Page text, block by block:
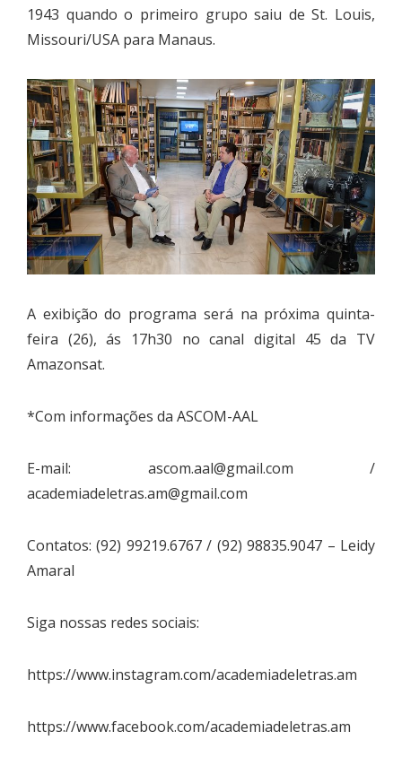
1943 quando o primeiro grupo saiu de St. Louis,
Missouri/USA para Manaus.
A exibição do programa será na próxima quinta-
feira (26), ás 17h30 no canal digital 45 da TV
Amazonsat.
*Com informações da ASCOM-AAL
E-mail: ascom.aal@gmail.com /
academiadeletras.am@gmail.com
Contatos: (92) 99219.6767 / (92) 98835.9047 – Leidy
Amaral
Siga nossas redes sociais:
https://www.instagram.com/academiadeletras.am
https://www.facebook.com/academiadeletras.am